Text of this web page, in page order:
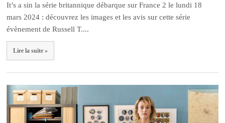
It’s a sin la série britannique débarque sur France 2 le lundi 18
mars 2024 : découvrez les images et les avis sur cette série
évènement de Russell T....
Lire la suite »